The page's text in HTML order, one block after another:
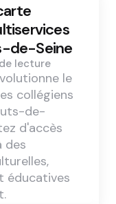
de-Seine
le
collégiens
de-
d'accès
des
éducatives